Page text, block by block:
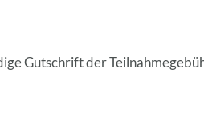
Gutschrift der